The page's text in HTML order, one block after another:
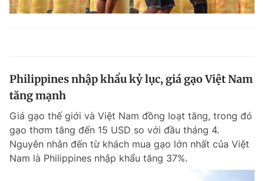
Philippines nhập khẩu kỷ lục, giá gạo Việt Nam
tăng mạnh
Giá gạo thế giới và Việt Nam đồng loạt tăng, trong đó
gạo thơm tăng đến 15 USD so với đầu tháng 4.
Nguyên nhân đến từ khách mua gạo lớn nhất của Việt
Nam là Philippines nhập khẩu tăng 37%.